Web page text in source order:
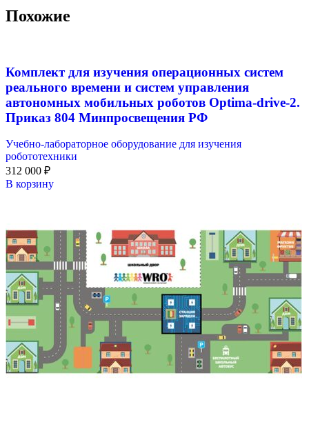
Похожие
Комплект для изучения операционных систем
реального времени и систем управления
автономных мобильных роботов Optima-drive-2.
Приказ 804 Минпросвещения РФ
Учебно-лабораторное оборудование для изучения
робототехники
312 000 ₽
В корзину